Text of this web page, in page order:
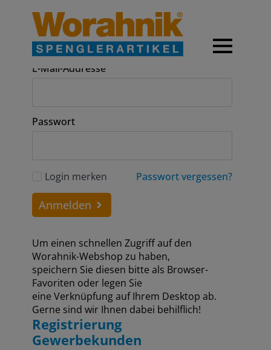
Anmeldung
E-Mail-Addresse
Passwort
Login merken Passwort vergessen?
Anmelden
Um einen schnellen Zugriff auf den
Worahnik-Webshop zu haben,
speichern Sie diesen bitte als Browser-
Favoriten oder legen Sie
eine Verknüpfung auf Ihrem Desktop ab.
Gerne sind wir Ihnen dabei behilflich!
Registrierung
Gewerbekunden